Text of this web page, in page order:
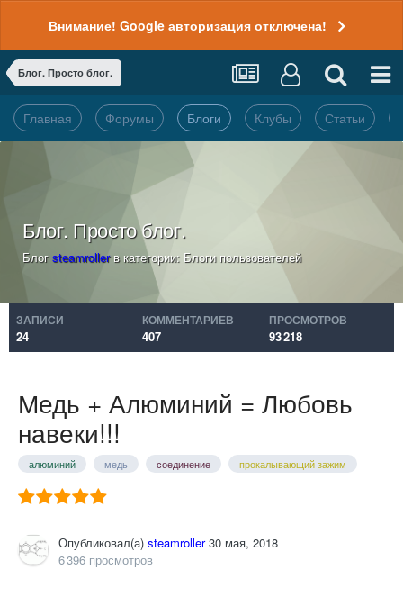
Внимание! Google авторизация отключена!
Блог. Просто блог.
Главная Форумы Блоги Клубы Статьи
Блог. Просто блог.
Блогsteamrollerв категории: Блоги пользователей
ЗАПИСИ
24
КОММЕНТАРИЕВ
407
ПРОСМОТРОВ
93 218
Медь + Алюминий = Любовь
навеки!!!
алюминий медь соединение прокалывающий зажим
Опубликовал(а) steamroller 30 мая, 2018
6 396 просмотров